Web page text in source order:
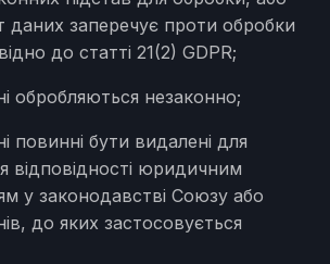
даних заперечує проти обробки
до статті 21(2) GDPR;
обробляються незаконно;
повинні бути видалені для
відповідності юридичним
у законодавстві Союзу або
до яких застосовується